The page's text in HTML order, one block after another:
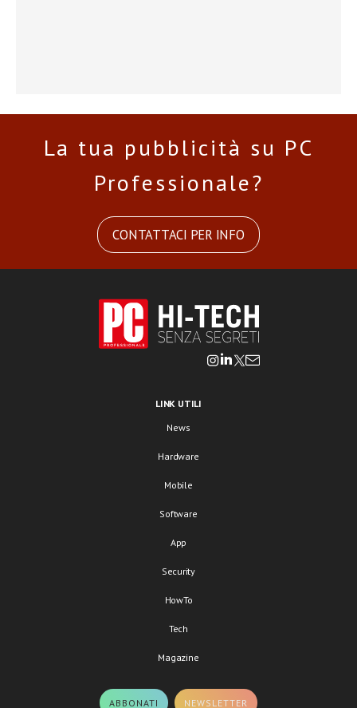
La tua pubblicità su PC
Professionale?
CONTATTACI PER INFO
LINK UTILI
News
Hardware
Mobile
Software
App
Security
HowTo
Tech
Magazine
ABBONATI NEWSLETTER